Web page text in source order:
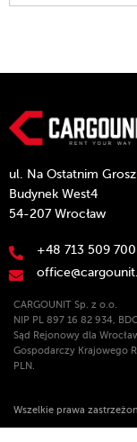
ul. Na Ostatnim
Budynek West4
54-207 Wrocław
+48 713 509 700
CARGOUNIT Sp. z o.o.
NIP PL 897 16 82 934,
Sąd Rejonowy dla
Gospodarczy Krajowego
PLN.
Wszelkie prawa